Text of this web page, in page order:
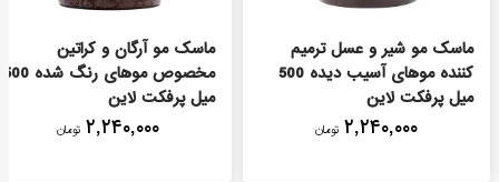
ماسک مو شیر و عسل ترمیم
کننده موهای آسیب دیده 500
میل پرفکت لاین
۲,۲۴۰,۰۰۰ تومان
ماسک مو آرگان و کراتین
مخصوص موهای رنگ شده 500
میل پرفکت لاین
۲,۲۴۰,۰۰۰ تومان